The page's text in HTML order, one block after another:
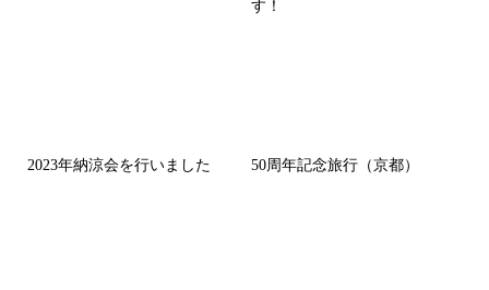
す！
2023年納涼会を行いました 50周年記念旅行（京都）